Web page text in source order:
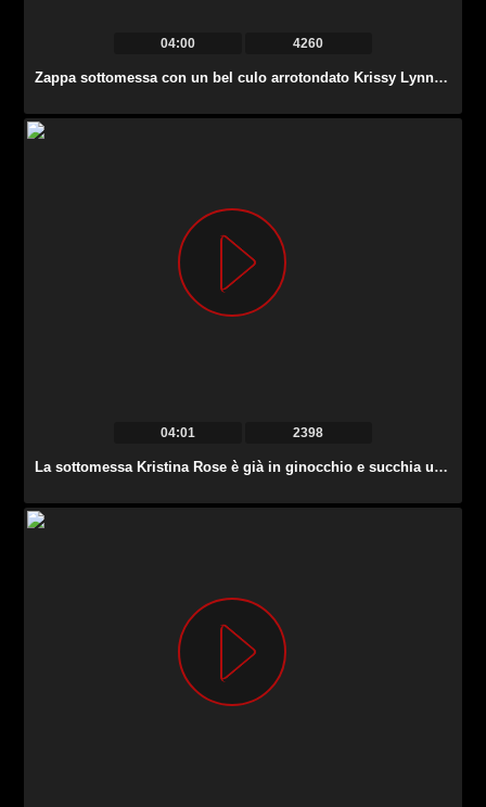
04:00 4260
Zappa sottomessa con un bel culo arrotondato Krissy Lynn fa un bel pompino.
04:01 2398
La sottomessa Kristina Rose è già in ginocchio e succhia un cazzo forte.